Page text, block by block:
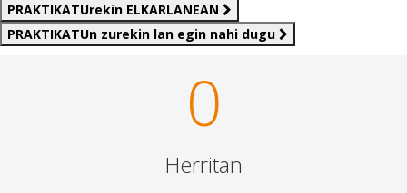
PRAKTIKATUrekin ELKARLANEAN
PRAKTIKATUn zurekin lan egin nahi dugu
0
Herritan